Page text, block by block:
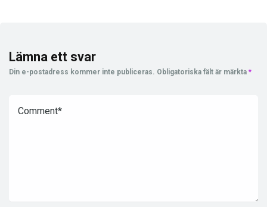
Lämna ett svar
Din e-postadress kommer inte publiceras. Obligatoriska fält är märkta *